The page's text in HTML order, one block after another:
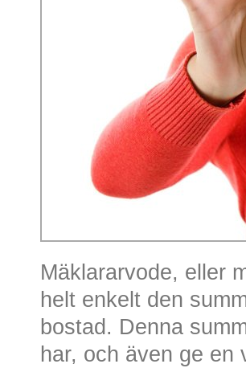
Mäklararvode, eller
helt enkelt den
bostad. Denna
har, och även ge